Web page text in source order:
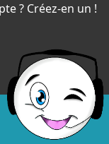
? Créez-en un !